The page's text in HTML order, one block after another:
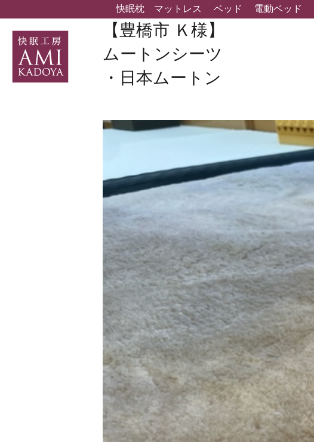
快眠枕 マットレス ベッド 電動ベッド
【豊橋市 Ｋ様】
ムートンシーツ
・日本ムートン